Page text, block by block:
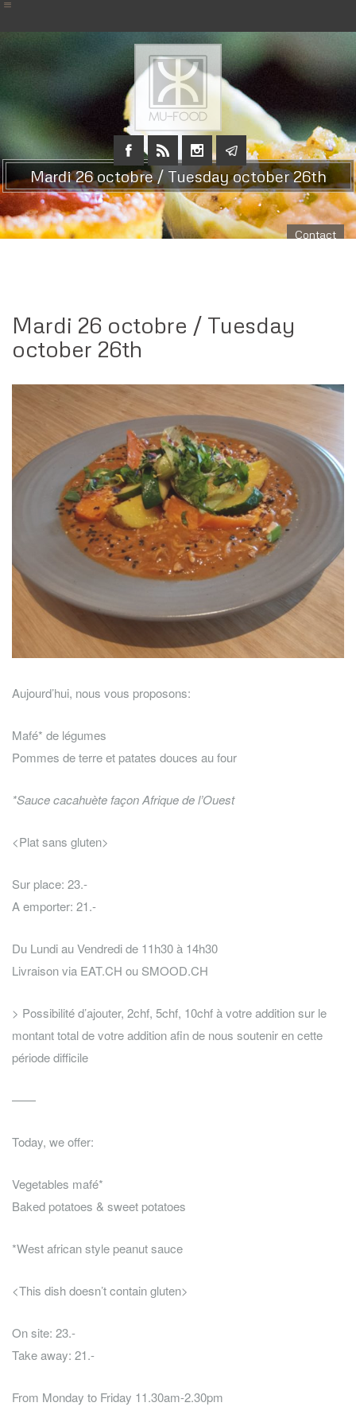
Mardi 26 octobre / Tuesday october 26th
Contact
Mardi 26 octobre / Tuesday
october 26th
Aujourd’hui, nous vous proposons:
Mafé* de légumes
Pommes de terre et patates douces au four
*Sauce cacahuète façon Afrique de l’Ouest
<Plat sans gluten>
Sur place: 23.-
A emporter: 21.-
Du Lundi au Vendredi de 11h30 à 14h30
Livraison via EAT.CH ou SMOOD.CH
> Possibilité d’ajouter, 2chf, 5chf, 10chf à votre addition sur le
montant total de votre addition afin de nous soutenir en cette
période difficile
——
Today, we offer:
Vegetables mafé*
Baked potatoes & sweet potatoes
*West african style peanut sauce
<This dish doesn’t contain gluten>
On site: 23.-
Take away: 21.-
From Monday to Friday 11.30am-2.30pm